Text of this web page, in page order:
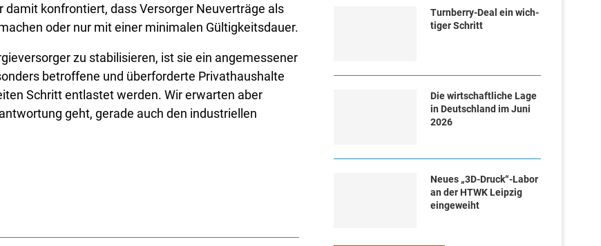
konfrontiert, dass Versorger Neuverträge als
oder nur mit einer minimalen Gültigkeitsdauer.
zu stabilisieren, ist sie ein angemessener
betroffene und überforderte Privathaushalte
Schritt entlastet werden. Wir erwarten aber
geht, gerade auch den industriellen
Turn­ber­ry-Deal ein wich­
ti­ger Schritt
Die wirtschaftliche Lage
in Deutschland im Juni
2026
Neues „3D-Druck“-Labor
an der HTWK Leipzig
eingeweiht